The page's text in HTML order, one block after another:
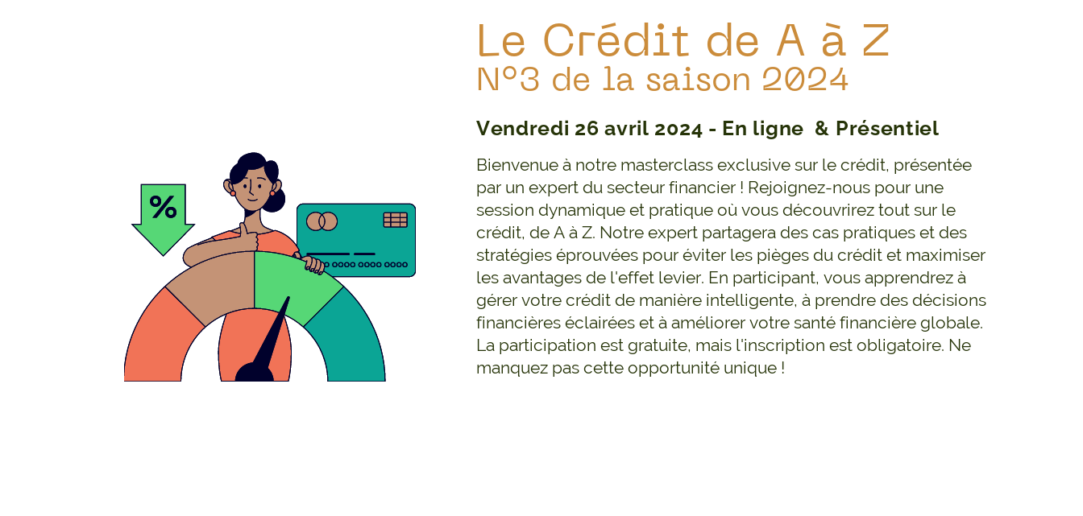
Le Crédit de A à Z
N°3 de la saison 2024
Vendredi 26 avril 2024 - En ligne & Présentiel
Bienvenue à notre masterclass exclusive sur le crédit, présentée
par un expert du secteur financier ! Rejoignez-nous pour une
session dynamique et pratique où vous découvrirez tout sur le
crédit, de A à Z. Notre expert partagera des cas pratiques et des
stratégies éprouvées pour éviter les pièges du crédit et maximiser
les avantages de l'effet levier. En participant, vous apprendrez à
gérer votre crédit de manière intelligente, à prendre des décisions
financières éclairées et à améliorer votre santé financière globale.
La participation est gratuite, mais l'inscription est obligatoire. Ne
manquez pas cette opportunité unique !